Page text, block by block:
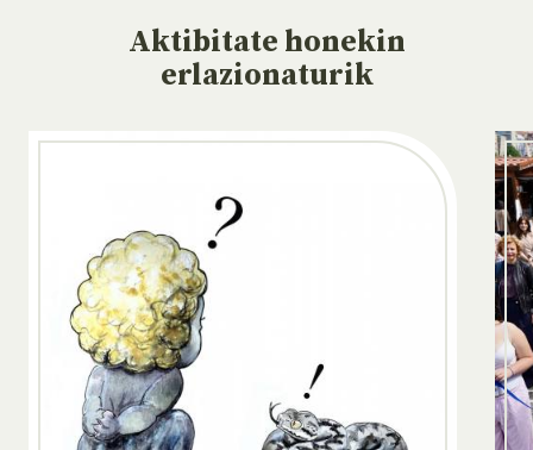
Aktibitate honekin
erlazionaturik